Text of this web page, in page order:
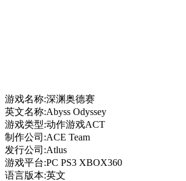
游戏名称:深渊奥德赛
英文名称:Abyss Odyssey
游戏类型:动作游戏ACT
制作公司:ACE Team
发行公司:Atlus
游戏平台:PC PS3 XBOX360
语言版本:英文